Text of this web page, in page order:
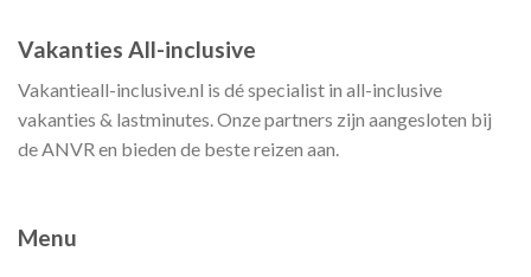
Vakanties All-inclusive
Vakantieall-inclusive.nl is dé specialist in all-inclusive
vakanties & lastminutes. Onze partners zijn aangesloten bij
de ANVR en bieden de beste reizen aan.
Menu